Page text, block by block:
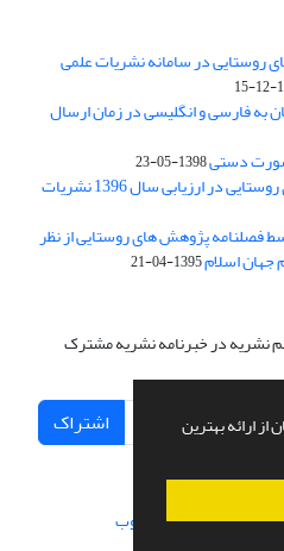
ارائه بهترین
روستایی در سامانه نشریات علمی
فارسی و انگلیسی در زمان ارسال
دستی1398-05-23
کسب رتبه A فصلنامه پژوهش های روستایی در ارزیابی سال 1396 نشریات
فصلنامه پژوهش های روستایی از نظر
جهان اسلام1395-04-21
نشریه در خبرنامه نشریه مشترک
اشتراک
و پیاده سازی از سیناوب